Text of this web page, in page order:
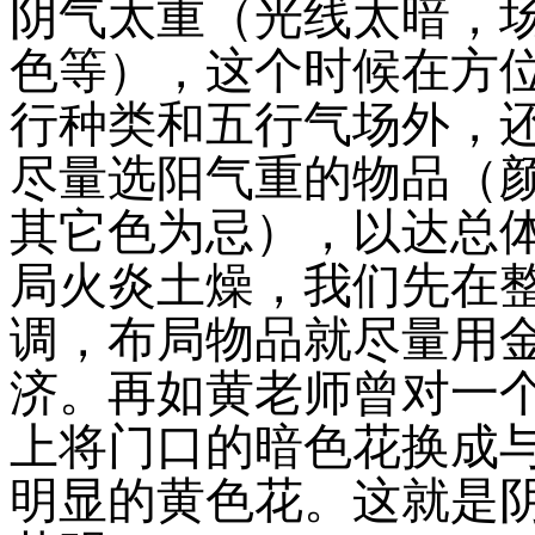
阴气太重（光线太暗，
色等），这个时候在方
行种类和五行气场外，
尽量选阳气重的物品（
其它色为忌），以达总
局火炎土燥，我们先在
调，布局物品就尽量用
济。 再如黄老师曾对一
上将门口的暗色花换成
明显的黄色花。这就是